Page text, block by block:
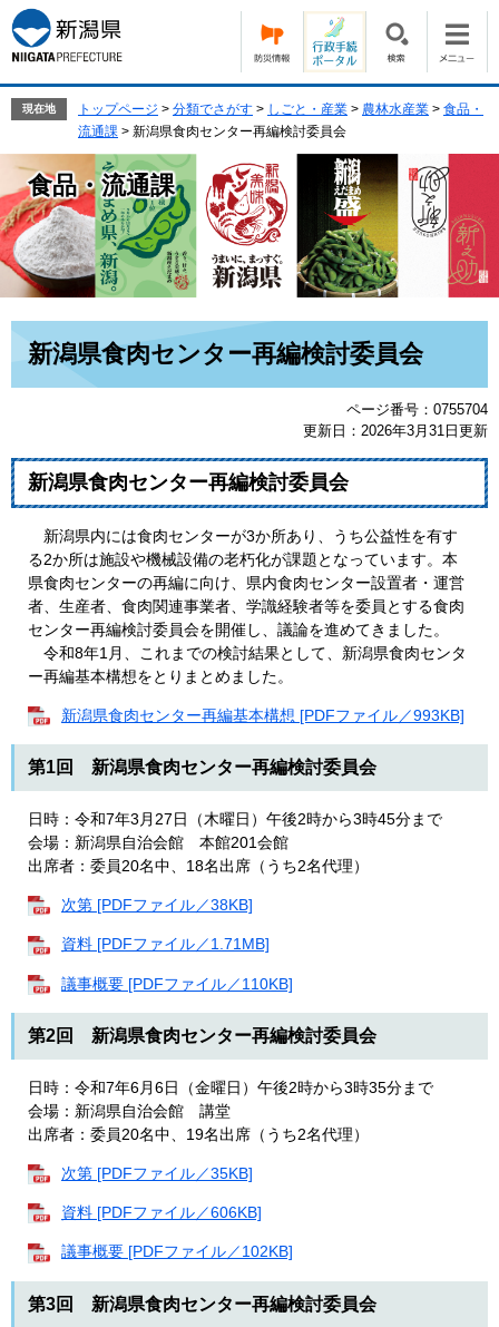
ー
ジ
の
で
す。
ニ
ュ
ー
ば
て
本
文
へ
現在地 トップページ > 分類でさがす > しごと・産業 > 農林水産業 > 食品・
流通課 > 新潟県食肉センター再編検討委員会
食品・流通課
新潟県食肉センター再編検討委員会
ページ番号：0755704
更新日：2026年3月31日更新
新潟県食肉センター再編検討委員会
新潟県内には食肉センターが3か所あり、うち公益性を有す
る2か所は施設や機械設備の老朽化が課題となっています。本
県食肉センターの再編に向け、県内食肉センター設置者・運営
者、生産者、食肉関連事業者、学識経験者等を委員とする食肉
センター再編検討委員会を開催し、議論を進めてきました。
令和8年1月、これまでの検討結果として、新潟県食肉センタ
ー再編基本構想をとりまとめました。
新潟県食肉センター再編基本構想 [PDFファイル／993KB]
第1回 新潟県食肉センター再編検討委員会
日時：令和7年3月27日（木曜日）午後2時から3時45分まで
会場：新潟県自治会館 本館201会館
出席者：委員20名中、18名出席（うち2名代理）
次第 [PDFファイル／38KB]
資料 [PDFファイル／1.71MB]
議事概要 [PDFファイル／110KB]
第2回 新潟県食肉センター再編検討委員会
日時：令和7年6月6日（金曜日）午後2時から3時35分まで
会場：新潟県自治会館 講堂
出席者：委員20名中、19名出席（うち2名代理）
次第 [PDFファイル／35KB]
資料 [PDFファイル／606KB]
議事概要 [PDFファイル／102KB]
第3回 新潟県食肉センター再編検討委員会